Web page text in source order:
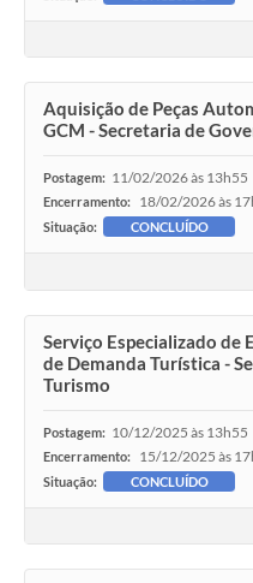
Aquisição de Peças
GCM - Secretaria de
Postagem: 11/02/2026 às 13h55
Encerramento: 18/02/2026 às
Situação: CONCLUÍDO
Serviço Especializado de
de Demanda Turística -
Turismo
Postagem: 10/12/2025 às 13h55
Encerramento: 15/12/2025 às
Situação: CONCLUÍDO